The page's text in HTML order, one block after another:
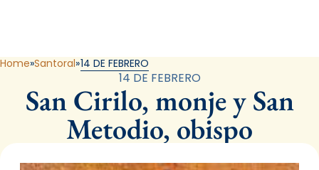
Home Santoral 14 DE FEBRERO
14 DE FEBRERO
San Cirilo, monje y San
Metodio, obispo